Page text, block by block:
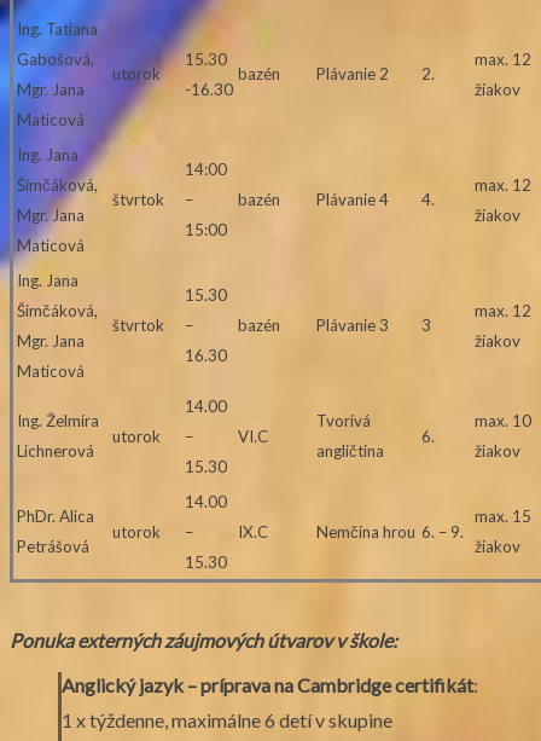
Ing. Tatiana
Gabošová,
Mgr. Jana
Maticová
utorok
15.30
-16.30
bazén Plávanie 2 2.
max. 12
žiakov
Ing. Jana
Šimčáková,
Mgr. Jana
Maticová
štvrtok
14:00
–
15:00
bazén Plávanie 4 4.
max. 12
žiakov
Ing. Jana
Šimčáková,
Mgr. Jana
Maticová
štvrtok
15.30
–
16.30
bazén Plávanie 3 3
max. 12
žiakov
Ing. Želmíra
Lichnerová
utorok
14.00
–
15.30
VI.C
Tvorivá
angličtina
6.
max. 10
žiakov
PhDr. Alica
Petrášová
utorok
14.00
–
15.30
IX.C Nemčina hrou 6. – 9.
max. 15
žiakov
Ponuka externých záujmových útvarov v škole:
Anglický jazyk – príprava na Cambridge certifikát:
1 x týždenne, maximálne 6 detí v skupine